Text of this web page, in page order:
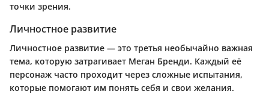
точки зрения.
Личностное развитие
Личностное развитие — это третья необычайно важная
тема, которую затрагивает Меган Бренди. Каждый её
персонаж часто проходит через сложные испытания,
которые помогают им понять себя и свои желания.